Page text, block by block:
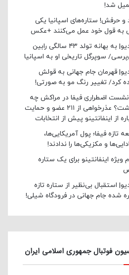
شد!
و حرفش! ستاره‌های اسپانیا یکی
به قول خود عمل می‌کنند +عکس
ویدیو| به بهانه تولد ۴۳ سالگی رابین
سوپرگل تاریخی او به اسپانیا
قهرمان جام جهانی به قولش
کرد/ تغییر رنگ مو به صورتی!
اضطراری فیفا در مراکش چه
گذشت؟ عذرخواهی از ۲۱۱ عضو و حمایت
از اینفانتینو پیش از انتخابات
تازه فیفا؛ پول آمریکایی‌ها،
و مکزیکی‌ها را ندادند!
ویژه اینفانتینو برای یک ستاره
استقبال بی‌نظیر از ستاره تازه
شده جام جهانی در فرودگاه شیلی!
فوتبال جمهوری اسلامی ایران